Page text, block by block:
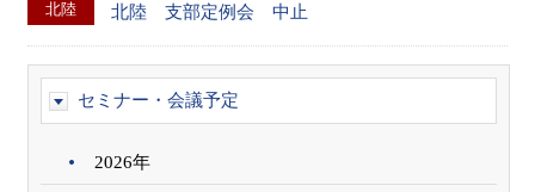
北陸 北陸 支部定例会 中止
セミナー・会議予定
2026年